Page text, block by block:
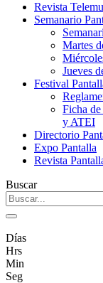
Revista
Semanario
Martes
Jueves
Festival
Ficha
y ATEI
Directorio
Expo Pantalla
Revista
Buscar
Días
Hrs
Min
Seg